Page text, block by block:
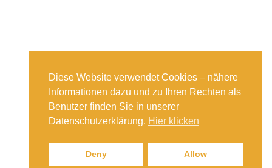
Diese Website verwendet Cookies – nähere
Informationen dazu und zu Ihren Rechten als
Benutzer finden Sie in unserer
Datenschutzerklärung. Hier klicken
Deny Allow